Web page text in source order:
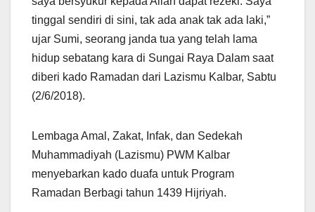
tinggal sendiri di sini, tak ada anak tak ada laki,”
ujar Sumi, seorang janda tua yang telah lama
hidup sebatang kara di Sungai Raya Dalam saat
diberi kado Ramadan dari Lazismu Kalbar, Sabtu
(2/6/2018).
Lembaga Amal, Zakat, Infak, dan Sedekah
Muhammadiyah (Lazismu) PWM Kalbar
menyebarkan kado duafa untuk Program
Ramadan Berbagi tahun 1439 Hijriyah.